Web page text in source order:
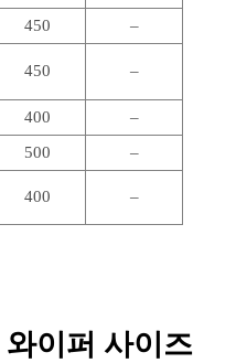
450 –
450 –
400
–
500
–
400 –
이퍼 사이즈